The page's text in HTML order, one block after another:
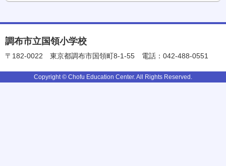
調布市立国領小学校
〒182-0022 東京都調布市国領町8-1-55 電話：042-488-0551
Copyright © Chofu Education Center. All Rights Reserved.